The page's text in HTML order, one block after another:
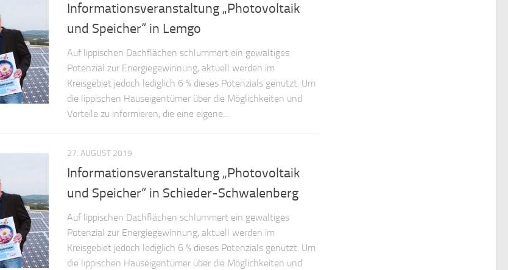
Informationsveranstaltung „Photovoltaik
und Speicher“ in Lemgo
Auf lippischen Dachflächen schlummert ein gewaltiges
Potenzial zur Energiegewinnung, aktuell werden im
Kreisgebiet jedoch lediglich 6 % dieses Potenzials genutzt. Um
die lippischen Hauseigentümer über die Möglichkeiten und
Vorteile zu informieren, die eine eigene...
27. AUGUST 2019
Informationsveranstaltung „Photovoltaik
und Speicher“ in Schieder-Schwalenberg
Auf lippischen Dachflächen schlummert ein gewaltiges
Potenzial zur Energiegewinnung, aktuell werden im
Kreisgebiet jedoch lediglich 6 % dieses Potenzials genutzt. Um
die lippischen Hauseigentümer über die Möglichkeiten und